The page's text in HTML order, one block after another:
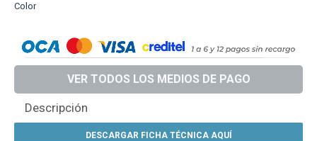
Color
Descripción
DESCARGAR FICHA TÉCNICA AQUÍ
VER TODOS LOS MEDIOS DE PAGO